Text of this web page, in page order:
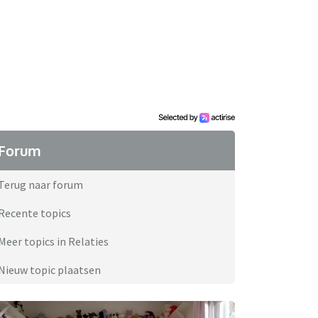
naar forum
topics
topics in Relaties
topic plaatsen